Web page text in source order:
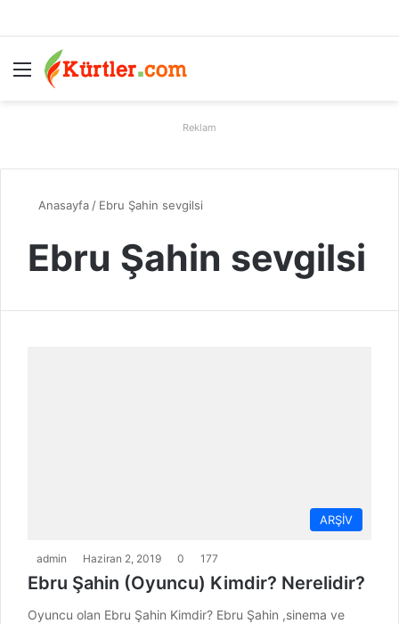
Menü
Reklam
Anasayfa / Ebru Şahin sevgilsi
Ebru Şahin sevgilsi
ARŞİV
admin Haziran 2, 2019 0 177
Ebru Şahin (Oyuncu) Kimdir? Nerelidir?
Oyuncu olan Ebru Şahin Kimdir? Ebru Şahin ,sinema ve